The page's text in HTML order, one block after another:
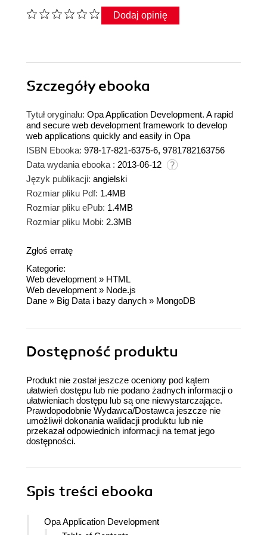
Dodaj opinię
Szczegółyebooka
Tytuł oryginału: Opa Application Development. A rapid
and secure web development framework to develop
web applications quickly and easily in Opa
ISBN Ebooka: 978-17-821-6375-6, 9781782163756
Data wydania ebooka : 2013-06-12
Język publikacji: angielski
Rozmiar pliku Pdf: 1.4MB
Rozmiar pliku ePub: 1.4MB
Rozmiar pliku Mobi: 2.3MB
Zgłoś erratę
Kategorie:
Web development » HTML
Web development » Node.js
Dane » Big Data i bazy danych » MongoDB
Dostępność produktu
Produkt nie został jeszcze oceniony pod kątem
ułatwień dostępu lub nie podano żadnych informacji o
ułatwieniach dostępu lub są one niewystarczające.
Prawdopodobnie Wydawca/Dostawca jeszcze nie
umożliwił dokonania walidacji produktu lub nie
przekazał odpowiednich informacji na temat jego
dostępności.
Spis treści ebooka
Opa Application Development